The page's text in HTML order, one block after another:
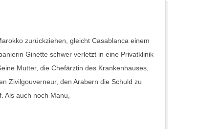
zurückziehen, gleicht Casablanca einem
Ginette schwer verletzt in eine Privatklinik
Mutter, die Chefärztin des Krankenhauses,
Zivilgouverneur, den Arabern die Schuld zu
Als auch noch Manu,